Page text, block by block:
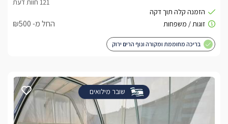
החל מ- ₪500
בריכה מחוממת ומקורה ונוף הרים ירוק
שובר מילואים